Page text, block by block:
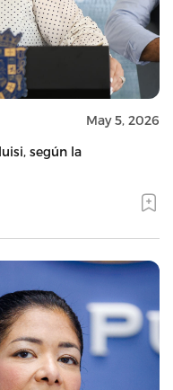
May 5, 2026
según la